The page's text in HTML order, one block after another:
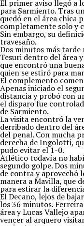
El primer aviso llegó a
para Sarmiento. Tras
quedó en el área chica
completamente solo y
Sin embargo, su
travesaño.
Dos minutos más
Tesuri dentro del área
que encontró una
quien se estiró para
El complemento
Apenas iniciado el
distancia y probó con
el disparo fue
de Sarmiento.
La visita encontró la
derribado dentro del
del penal. Con mucha
derecha de Ingolotti,
pudo evitar el 1-0.
Atlético todavía no
segundo golpe. Dos
de contra y aprovechó
manera a Mavilla, que
para estirar la
El Decano, lejos de
los 36 minutos.
área y Lucas Vallejo
vencer al arquero